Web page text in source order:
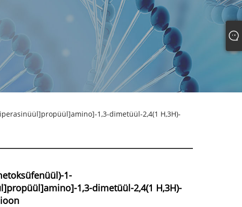
1,3-dimetüül-2,4(1 H,3H)-
1-
1,3-dimetüül-2,4(1 H,3H)-